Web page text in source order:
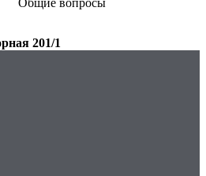
Общие вопросы
201/1